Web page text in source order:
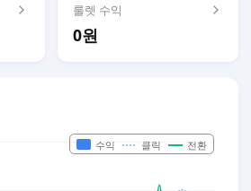
룰렛 수익
0원